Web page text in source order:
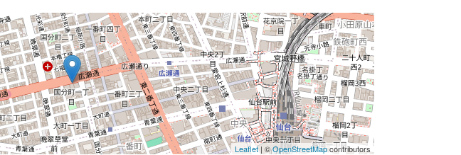
Leaflet| ©OpenStreetMapcontributors